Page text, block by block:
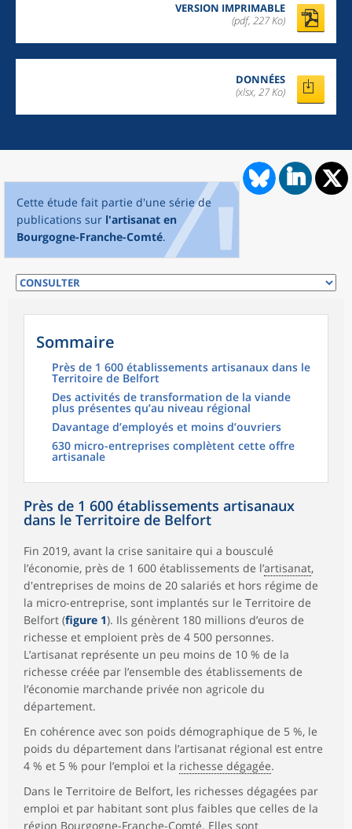
VERSION IMPRIMABLE
(pdf, 227 Ko)
DONNÉES
(xlsx, 27 Ko)
Cette étude fait partie d'une série de
publications sur l'artisanat en
Bourgogne-Franche-Comté.
Sommaire
Près de 1 600 établissements artisanaux dans le
Territoire de Belfort
Des activités de transformation de la viande
plus présentes qu’au niveau régional
Davantage d’employés et moins d’ouvriers
630 micro-entreprises complètent cette offre
artisanale
Près de 1 600 établissements artisanaux
dans le Territoire de Belfort
Fin 2019, avant la crise sanitaire qui a bousculé
l’économie, près de 1 600 établissements de l’artisanat,
d'entreprises de moins de 20 salariés et hors régime de
la micro-entreprise, sont implantés sur le Territoire de
Belfort (figure 1). Ils génèrent 180 millions d’euros de
richesse et emploient près de 4 500 personnes.
L’artisanat représente un peu moins de 10 % de la
richesse créée par l’ensemble des établissements de
l’économie marchande privée non agricole du
département.
En cohérence avec son poids démographique de 5 %, le
poids du département dans l’artisanat régional est entre
4 % et 5 % pour l’emploi et la richesse dégagée.
Dans le Territoire de Belfort, les richesses dégagées par
emploi et par habitant sont plus faibles que celles de la
région Bourgogne-Franche-Comté. Elles sont